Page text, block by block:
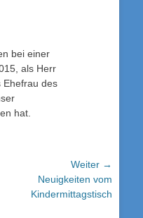
bei einer
als Herr
Ehefrau des
hat.
Weiter →
Neuigkeiten vom
Kindermittagstisch